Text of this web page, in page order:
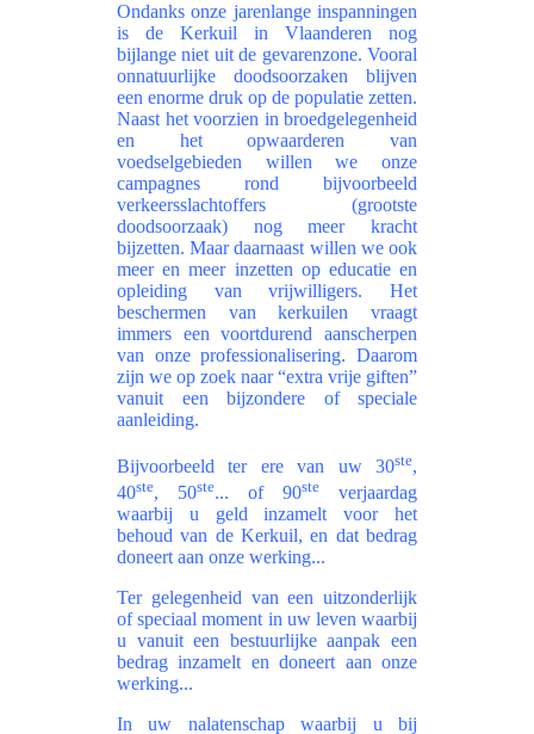
Ondanks onze jarenlange inspanningen
is de Kerkuil in Vlaanderen nog
bijlange niet uit de gevarenzone. Vooral
onnatuurlijke doodsoorzaken blijven
een enorme druk op de populatie zetten.
Naast het voorzien in broedgelegenheid
en het opwaarderen van
voedselgebieden willen we onze
campagnes rond bijvoorbeeld
verkeersslachtoffers (grootste
doodsoorzaak) nog meer kracht
bijzetten. Maar daarnaast willen we ook
meer en meer inzetten op educatie en
opleiding van vrijwilligers. Het
beschermen van kerkuilen vraagt
immers een voortdurend aanscherpen
van onze professionalisering. Daarom
zijn we op zoek naar “extra vrije giften”
vanuit een bijzondere of speciale
aanleiding.
Bijvoorbeeld ter ere van uw 30ste,
40ste, 50ste... of 90ste verjaardag
waarbij u geld inzamelt voor het
behoud van de Kerkuil, en dat bedrag
doneert aan onze werking...
Ter gelegenheid van een uitzonderlijk
of speciaal moment in uw leven waarbij
u vanuit een bestuurlijke aanpak een
bedrag inzamelt en doneert aan onze
werking...
In uw nalatenschap waarbij u bij